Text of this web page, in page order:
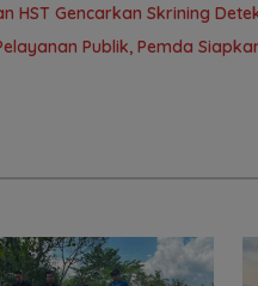
HST Gencarkan Skrining
Publik, Pemda